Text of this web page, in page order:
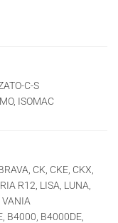
C-S
ISOMAC
CK, CKE, CKX,
R12, LISA, LUNA,
VANIA
B4000, B4000DE,